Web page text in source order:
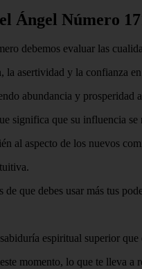
Ángel Número
debemos evaluar las
asertividad y la confianza
abundancia y prosperidad
significa que su influencia
al aspecto de los nuevos
que debes usar más tus
espiritual superior que
momento, lo que te lleva